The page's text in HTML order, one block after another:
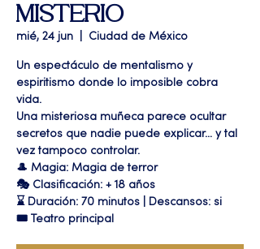
MISTERIO
mié, 24 jun Ciudad de México
Un espectáculo de mentalismo y
espiritismo donde lo imposible cobra
vida.
Una misteriosa muñeca parece ocultar
secretos que nadie puede explicar… y tal
vez tampoco controlar.
🎩 Magia: Magia de terror
🎭 Clasificación: + 18 años
⌛ Duración: 70 minutos | Descansos: si
🎟 Teatro principal